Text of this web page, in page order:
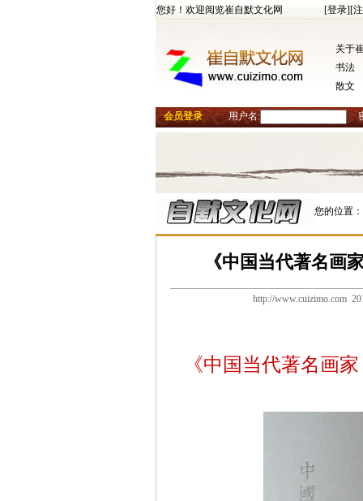
您好！欢迎阅览崔自默文化网 [登录][
关于
书法
散文
会员登录 用户名:
您的位置：
《中国当代著名画
http://www.cuizimo.com
《中国当代著名画